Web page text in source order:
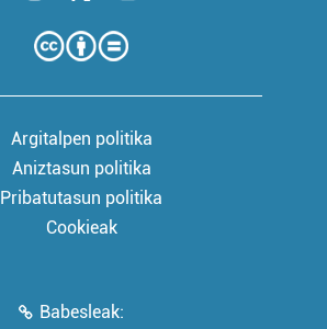
Argitalpen politika
Aniztasun politika
Pribatutasun politika
Cookieak
Babesleak: